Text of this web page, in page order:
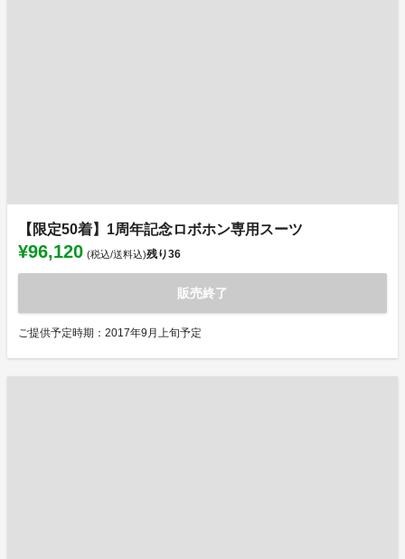
【限定50着】1周年記念ロボホン専用スーツ
¥96,120 (税込/送料込)残り36
販売終了
ご提供予定時期：2017年9月上旬予定